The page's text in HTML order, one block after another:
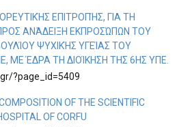
ΕΠΙΤΡΟΠΉΣ, ΓΙΑ ΤΗ
ΑΝΆΔΕΙΞΗ ΕΚΠΡΟΣΏΠΩΝ ΤΟΥ
ΨΥΧΙΚΉΣ ΥΓΕΊΑΣ ΤΟΥ
ΜΕ ΈΔΡΑ ΤΗ ΔΙΟΊΚΗΣΗ ΤΗΣ 6ΗΣ ΥΠΕ.
?page_id=5409
OF THE SCIENTIFIC
OF CORFU